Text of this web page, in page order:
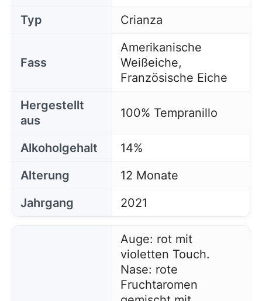
Typ
Crianza
Fass
Amerikanische
Weißeiche,
Französische Eiche
Hergestellt
aus
100% Tempranillo
Alkoholgehalt
14%
Alterung
12 Monate
Jahrgang
2021
Auge: rot mit
violetten Touch.
Nase: rote
Fruchtaromen